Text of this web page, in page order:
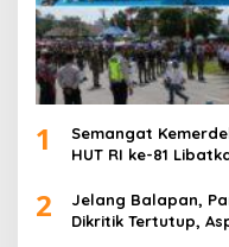
1
Semangat
HUT RI ke-81
2
Jelang Balapan,
Dikritik Tertutup,